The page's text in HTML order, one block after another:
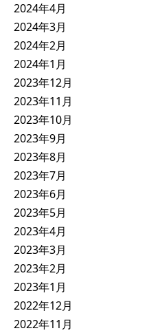
2024年4月
2024年3月
2024年2月
2024年1月
2023年12月
2023年11月
2023年10月
2023年9月
2023年8月
2023年7月
2023年6月
2023年5月
2023年4月
2023年3月
2023年2月
2023年1月
2022年12月
2022年11月